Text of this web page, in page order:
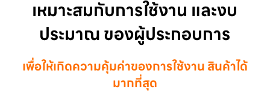
เหมาะสมกับการใช้งาน และงบ
ประมาณ ของผู้ประกอบการ
เพื่อให้เกิดความคุ้มค่าของการใช้งาน สินค้าได้
มากที่สุด